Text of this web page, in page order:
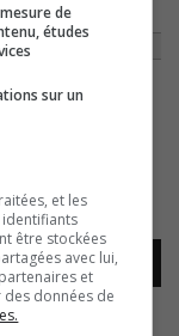
du
00:00
– 20230119
de
études
sur un
et les
être stockées
avec lui,
et
données de